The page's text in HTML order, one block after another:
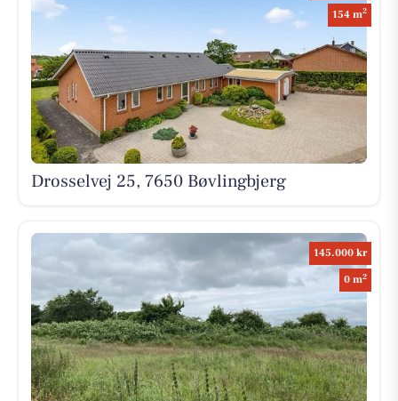
154 m2
Drosselvej 25, 7650 Bøvlingbjerg
145.000 kr
0 m2